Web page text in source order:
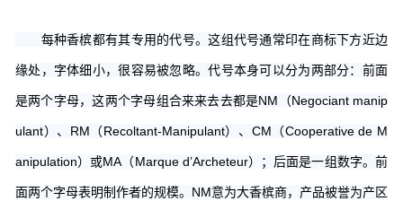
每种香槟都有其专用的代号。这组代号通常印在商标下方近边
缘处，字体细小，很容易被忽略。代号本身可以分为两部分：前面
是两个字母，这两个字母组合来来去去都是NM（Negociant manip
ulant）、RM（Recoltant-Manipulant）、CM（Cooperative de M
anipulation）或MA（Marque d’Archeteur）；后面是一组数字。前
面两个字母表明制作者的规模。NM意为大香槟商，产品被誉为产区